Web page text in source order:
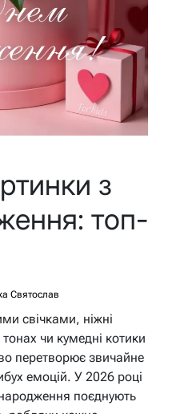
з
топ-
Святослав
свічками, ніжні
чи кумедні котики
перетворює звичайне
емоцій. У 2026 році
поєднують